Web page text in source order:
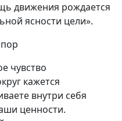
движения рождается
ясности цели».
чувство
кажется
внутри себя
ценности.